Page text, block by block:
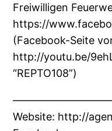
Freiwilligen
https://
(Facebook-Seite
http://youtu.be/
“REPTO108”)
Website: http://